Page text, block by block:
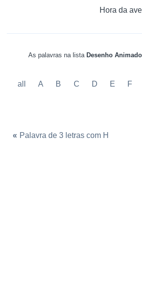
Hora da
As palavras na lista Desenho
all A B C D E F
« Palavra de 3 letras com H